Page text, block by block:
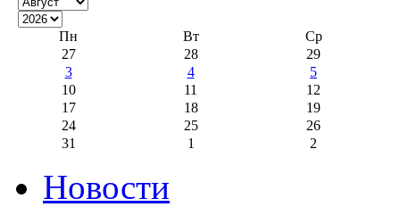
Пн Вт
Ср
27
28
29
3
4
5
10
11
12
17
18
19
24
25
26
31
1 2
Новости